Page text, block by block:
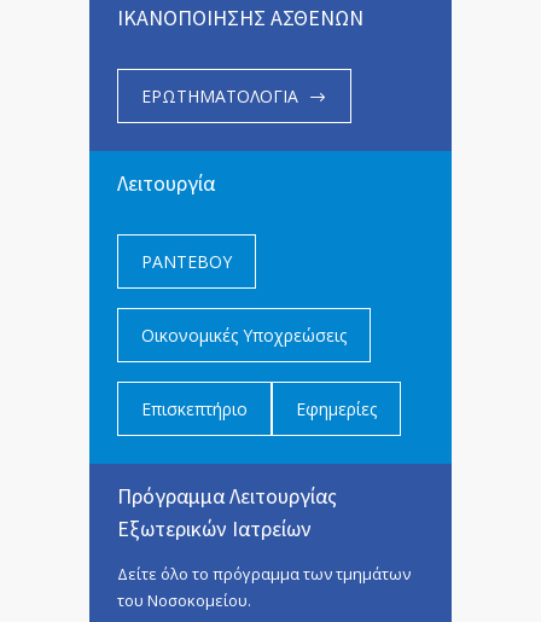
ΙΚΑΝΟΠΟΙΗΣΗΣ ΑΣΘΕΝΩΝ
ΕΡΩΤΗΜΑΤΟΛΟΓΙΑ
Λειτουργία
ΡΑΝΤΕΒΟΥ
Οικονομικές Υποχρεώσεις
Επισκεπτήριο Εφημερίες
Πρόγραμμα Λειτουργίας
Εξωτερικών Ιατρείων
Δείτε όλο το πρόγραμμα των τμημάτων
του Νοσοκομείου.